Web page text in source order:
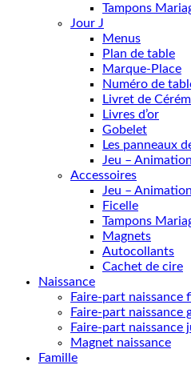
Tampons
Jour J
Menus
Plan de table
Marque-Place
Numéro de
Livret de
Livres d’or
Gobelet
Les panneaux
Jeu – Animation
Accessoires
Jeu – Animation
Ficelle
Tampons
Magnets
Autocollants
Cachet de cire
Naissance
Faire-part naissance
Faire-part naissance
Faire-part naissance
Magnet naissance
Famille